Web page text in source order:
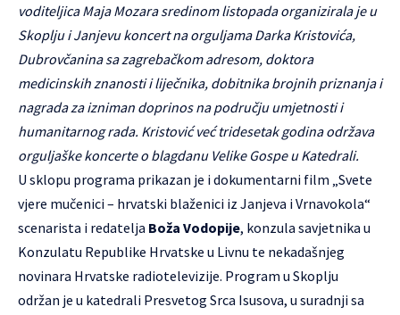
voditeljica Maja Mozara sredinom listopada organizirala je u
Skoplju i Janjevu koncert na orguljama Darka Kristovića,
Dubrovčanina sa zagrebačkom adresom, doktora
medicinskih znanosti i liječnika, dobitnika brojnih priznanja i
nagrada za izniman doprinos na području umjetnosti i
humanitarnog rada. Kristović već tridesetak godina održava
orguljaške koncerte o blagdanu Velike Gospe u Katedrali.
U sklopu programa prikazan je i dokumentarni film „Svete
vjere mučenici – hrvatski blaženici iz Janjeva i Vrnavokola“
scenarista i redatelja Boža Vodopije, konzula savjetnika u
Konzulatu Republike Hrvatske u Livnu te nekadašnjeg
novinara Hrvatske radiotelevizije. Program u Skoplju
održan je u katedrali Presvetog Srca Isusova, u suradnji sa